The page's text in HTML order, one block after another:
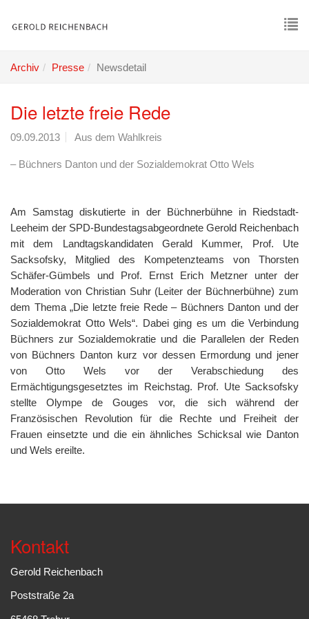
Archiv Presse Newsdetail
Die letzte freie Rede
09.09.2013 Aus dem Wahlkreis
– Büchners Danton und der Sozialdemokrat Otto Wels
Am Samstag diskutierte in der Büchnerbühne in Riedstadt-
Leeheim der SPD-Bundestagsabgeordnete Gerold Reichenbach
mit dem Landtagskandidaten Gerald Kummer, Prof. Ute
Sacksofsky, Mitglied des Kompetenzteams von Thorsten
Schäfer-Gümbels und Prof. Ernst Erich Metzner unter der
Moderation von Christian Suhr (Leiter der Büchnerbühne) zum
dem Thema „Die letzte freie Rede – Büchners Danton und der
Sozialdemokrat Otto Wels“. Dabei ging es um die Verbindung
Büchners zur Sozialdemokratie und die Parallelen der Reden
von Büchners Danton kurz vor dessen Ermordung und jener
von Otto Wels vor der Verabschiedung des
Ermächtigungsgesetztes im Reichstag. Prof. Ute Sacksofsky
stellte Olympe de Gouges vor, die sich während der
Französischen Revolution für die Rechte und Freiheit der
Frauen einsetzte und die ein ähnliches Schicksal wie Danton
und Wels ereilte.
Kontakt
Gerold Reichenbach
Poststraße 2a